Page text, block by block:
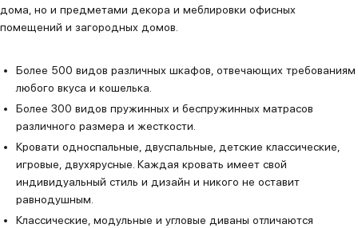
дома, но и предметами декора и меблировки офисных
помещений и загородных домов.
Более 500 видов различных шкафов, отвечающих требованиям
любого вкуса и кошелька.
Более 300 видов пружинных и беспружинных матрасов
различного размера и жесткости.
Кровати односпальные, двуспальные, детские классические,
игровые, двухярусные. Каждая кровать имеет свой
индивидуальный стиль и дизайн и никого не оставит
равнодушным.
Классические, модульные и угловые диваны отличаются